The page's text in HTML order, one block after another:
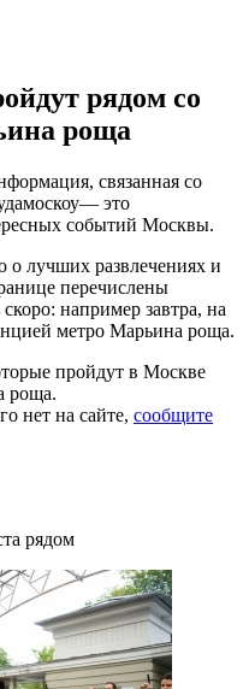
рядом со
роща
связанная со
это
событий Москвы.
о лучших развлечениях и
перечислены
например завтра, на
метро Марьина роща.
пройдут в Москве
роща.
нет на сайте, сообщите
рядом